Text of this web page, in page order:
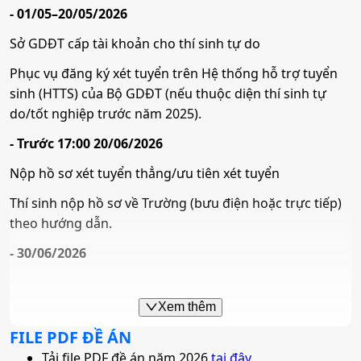
(Toán, 2 môn bất kì)
Đảm bảo chất lượng và an toàn thực phẩm
Mã ngành:7540106
Tổ hợp: (Toán, 2 môn bất kì)
Quy hoạch vùng và đô thị
(Toán, 2 môn bất kì)
•Mã ngành:7480106
•Chỉ tiêu:100
• Phương thức xét tuyển:ĐGNL HCMĐT THPTHọc Bạ Kết Hợp
• Tổ hợp:(Toán, 2 môn bất kì)
•Mã ngành: 7480109
•Chỉ tiêu:50
• Phương thức xét tuyển:
10. Công nghệ thông tin
- 01/05–20/05/2026
Sở GDĐT cấp tài khoản cho thí sinh tự do
Phục vụ đăng ký xét tuyển trên Hệ thống hỗ trợ tuyển
sinh (HTTS) của Bộ GDĐT (nếu thuộc diện thí sinh tự
do/tốt nghiệp trước năm 2025).
- Trước 17:00 20/06/2026
Nộp hồ sơ xét tuyển thẳng/ưu tiên xét tuyển
Thí sinh nộp hồ sơ về Trường (bưu điện hoặc trực tiếp)
theo hướng dẫn.
- 30/06/2026
Trường xét tuyển thẳng, thông báo kết quả và cập nhật
danh sách lên HTTS Bộ GDĐT.
- 08/07/2026
Xem thêm
FILE PDF ĐỀ ÁN